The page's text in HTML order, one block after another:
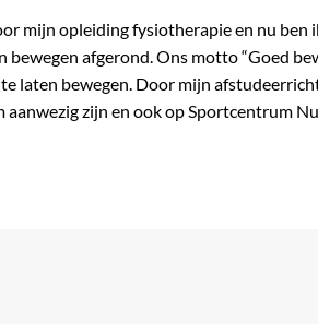
mijn opleiding fysiotherapie en nu ben
afgerond. Ons motto “Goed
laten bewegen. Door mijn
zijn en ook op Sportcentrum